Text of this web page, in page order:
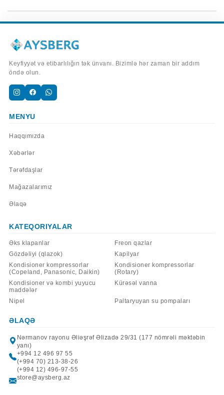
Keyfiyyət və etibarlılığın tək ünvanı. Bizimlə hər zaman bir addım
öndə olun.
MENYU
Haqqımızda
Xəbərlər
Tərəfdaşlar
Mağazalarımız
Əlaqə
KATEQORIYALAR
Əks klapanlar
Freon qazlar
Gözdəliyi (qlazok)
Kapilyar
Kondisioner kompressorlar
(Copeland, Panasonic, Daikin)
Kondisioner kompressorlar
(Rotary)
Kondisioner və kombi yuyucu
maddələr
Kürəsəl vanna
Nipel Paltaryuyan su pompaları
ƏLAQƏ
Nərmanov rayonu Əliəşrəf Əlizadə 29/31 (177 nömrəli məktəbin
yanı)
+994 12 496 97 55
(+994 70) 213-38-26
(+994 12) 496-97-55
store@aysberg.az